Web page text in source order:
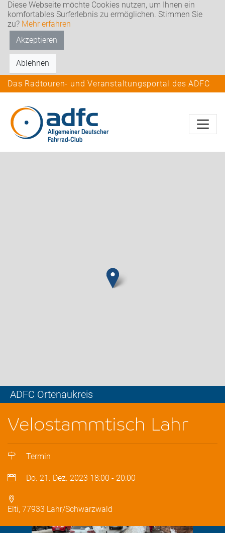
Diese Webseite möchte Cookies nutzen, um Ihnen ein
komfortables Surferlebnis zu ermöglichen. Stimmen Sie
zu? Mehr erfahren
Akzeptieren
Ablehnen
Das Radtouren- und Veranstaltungsportal des ADFC
ADFC Ortenaukreis
Velostammtisch Lahr
Termin
Do. 21. Dez. 2023 18:00 - 20:00
Elti, 77933 Lahr/Schwarzwald